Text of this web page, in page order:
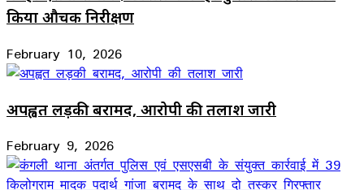
किया औचक निरीक्षण
February 10, 2026
अपह्वत लड़की बरामद, आरोपी की तलाश जारी
February 9, 2026